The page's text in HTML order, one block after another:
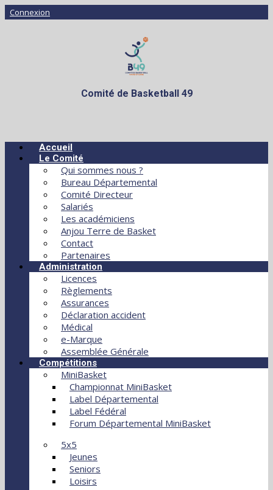
Connexion
Comité de Basketball 49
Accueil
Le Comité
Qui sommes nous ?
Bureau Départemental
Comité Directeur
Salariés
Les académiciens
Anjou Terre de Basket
Contact
Partenaires
Administration
Licences
Règlements
Assurances
Déclaration accident
Médical
e-Marque
Assemblée Générale
Compétitions
MiniBasket
Championnat MiniBasket
Label Départemental
Label Fédéral
Forum Départemental MiniBasket
5x5
Jeunes
Seniors
Loisirs